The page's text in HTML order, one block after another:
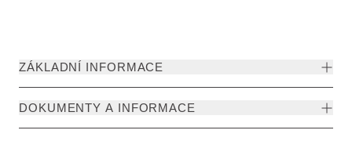
ZÁKLADNÍ INFORMACE
DOKUMENTY A INFORMACE